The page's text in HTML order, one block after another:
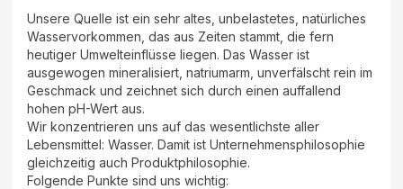
Unsere Quelle ist ein sehr altes, unbelastetes, natürliches
Wasservorkommen, das aus Zeiten stammt, die fern
heutiger Umwelteinflüsse liegen. Das Wasser ist
ausgewogen mineralisiert, natriumarm, unverfälscht rein im
Geschmack und zeichnet sich durch einen auffallend
hohen pH-Wert aus.
Wir konzentrieren uns auf das wesentlichste aller
Lebensmittel: Wasser. Damit ist Unternehmensphilosophie
gleichzeitig auch Produktphilosophie.
Folgende Punkte sind uns wichtig: